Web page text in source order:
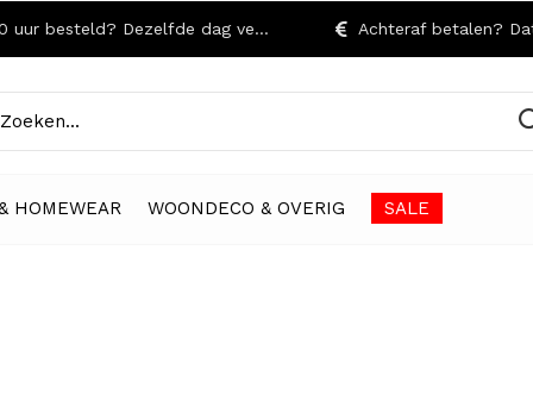
HOMEWEAR WOONDECO & OVERIG SALE
besteld? Dezelfde dag verzonden! Achteraf betalen? Dat